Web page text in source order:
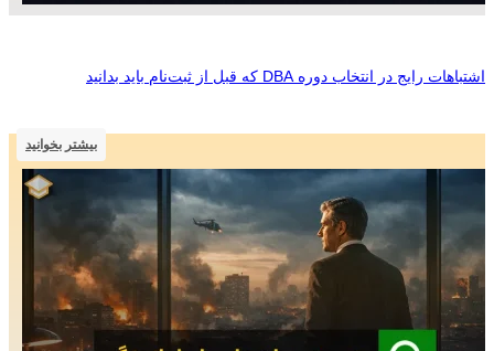
اشتباهات رایج در انتخاب دوره DBA که قبل از ثبت‌نام باید بدانید
بیشتر بخوانید